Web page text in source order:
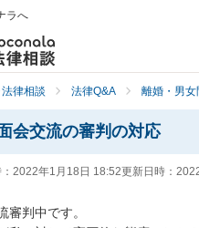
ラへ
律相談 法律Q&A 離婚・男女
会交流の審判の対応
2022年1月18日 18:52更新日時：
審判中です。